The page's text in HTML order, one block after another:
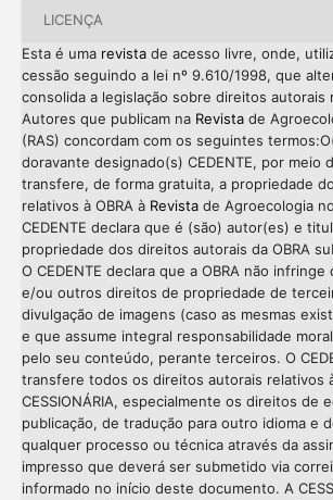
LICENÇA
Esta é uma revistade acesso livre, onde,
cessão seguindo a lei nº 9.610/1998, que
consolida a legislação sobre direitos autorais
Autores que publicam na Revistade
(RAS) concordam com os seguintes
doravante designado(s) CEDENTE, por meio
transfere, de forma gratuita, a propriedade
relativos à OBRA à Revistade Agroecologia
CEDENTE declara que é (são) autor(es) e
propriedade dos direitos autorais da OBRA
O CEDENTE declara que a OBRA não
e/ou outros direitos de propriedade de
divulgação de imagens (caso as mesmas
e que assume integral responsabilidade
pelo seu conteúdo, perante terceiros. O
transfere todos os direitos autorais relativos
CESSIONÁRIA, especialmente os direitos de
publicação, de tradução para outro idioma e
qualquer processo ou técnica através da
impresso que deverá ser submetido via
informado no início deste documento. A